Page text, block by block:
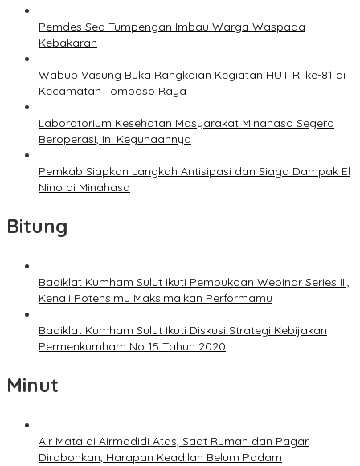
Pemdes Sea Tumpengan Imbau Warga Waspada
Kebakaran
Wabup Vasung Buka Rangkaian Kegiatan HUT RI ke-81 di
Kecamatan Tompaso Raya
Laboratorium Kesehatan Masyarakat Minahasa Segera
Beroperasi, Ini Kegunaannya
Pemkab Siapkan Langkah Antisipasi dan Siaga Dampak El
Nino di Minahasa
Bitung
Badiklat Kumham Sulut Ikuti Pembukaan Webinar Series III,
Kenali Potensimu Maksimalkan Performamu
Badiklat Kumham Sulut Ikuti Diskusi Strategi Kebijakan
Permenkumham No 15 Tahun 2020
Minut
Air Mata di Airmadidi Atas, Saat Rumah dan Pagar
Dirobohkan, Harapan Keadilan Belum Padam